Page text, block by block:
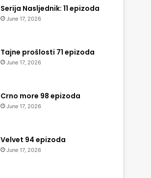
Serija Nasljednik: 11 epizoda
June 17, 2026
Tajne prošlosti 71 epizoda
June 17, 2026
Crno more 98 epizoda
June 17, 2026
Velvet 94 epizoda
June 17, 2026